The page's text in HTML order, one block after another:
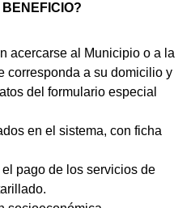
acercarse al Municipio o a la
corresponda a su domicilio y
del formulario especial
en el sistema, con ficha
pago de los servicios de